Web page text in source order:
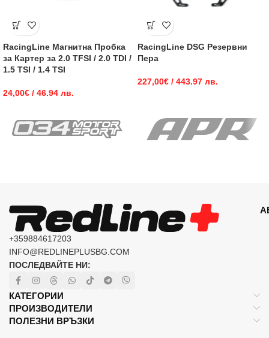
RacingLine Магнитна Пробка
за Картер за 2.0 TFSI / 2.0 TDI /
1.5 TSI / 1.4 TSI
24,00€ / 46.94 лв.
RacingLine DSG Резервни
Пера
227,00€ / 443.97 лв.
+359884617203
INFO@REDLINEPLUSBG.COM
ПОСЛЕДВАЙТЕ НИ:
КАТЕГОРИИ
ПРОИЗВОДИТЕЛИ
ПОЛЕЗНИ ВРЪЗКИ